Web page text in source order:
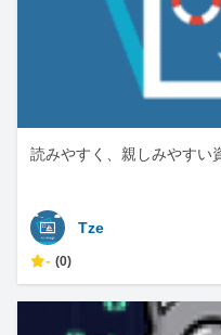
読みやすく、親しみやすい
Tze
- (0)